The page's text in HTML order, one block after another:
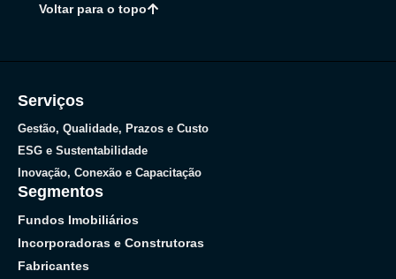
Voltar para o topo
Serviços
Gestão, Qualidade, Prazos e Custo
ESG e Sustentabilidade
Inovação, Conexão e Capacitação
Segmentos
Fundos Imobiliários
Incorporadoras e Construtoras
Fabricantes